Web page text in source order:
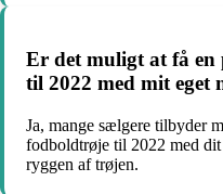
Er det muligt at få
til 2022 med mit eget
Ja, mange sælgere tilbyder
fodboldtrøje til 2022 med
ryggen af trøjen.